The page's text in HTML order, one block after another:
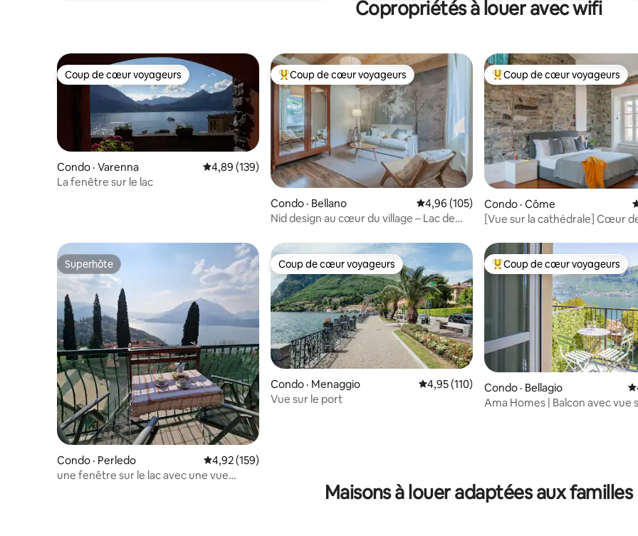
Copropriétés à louer avec wifi
Coup de cœur voyageurs
Coup de cœur voyageurs
Condo · Varenna Note moyenne de 4,89 sur 5, 139 commentaires
4,89 (139)
La fenêtre sur le lac
Coup de cœur voyageurs parmi les plus aimés
Coup de cœur voyageurs
Condo · Bellano Note moyenne de 4,96 sur 5, 105
4,96 (105)
Nid design au cœur du village – Lac de
Coup de cœur voyageurs
Coup de cœur voyageurs
Condo · Côme
[Vue sur la cathédrale] Cœur
Superhôte
Superhôte
Condo · Perledo Note moyenne de 4,92 sur 5, 159 commentaires
4,92 (159)
une fenêtre sur le lac avec une vue
Coup de cœur voyageurs
Coup de cœur voyageurs
Condo · Menaggio Note moyenne de 4,95 sur 5, 110
4,95 (110)
Vue sur le port
Coup de cœur voyageurs
Coup de cœur voyageurs
Condo · Bellagio
Ama Homes | Balcon avec vue
Maisons à louer adaptées aux familles